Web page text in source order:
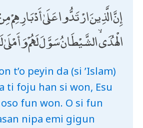
إِنَّ الَّذِينَ ارْتَدُّوا عَلَىٰ أَدْبَارِهِمْ
الْهُدَى ۙ الشَّيْطَانُ سَوَّلَ لَهُمْ وَأَمْلَىٰ
t’o peyin da (si ’Islam)
ti foju han si won, Esu
fun won. O si fun
nipa emi gigun